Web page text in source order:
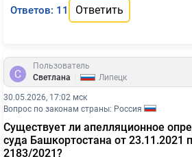
Ответов: 11 Ответить
Пользователь
Светлана
Липецк
30.05.2026, 17:02 мск
Вопрос по законам страны: Россия
Существует ли апелляционное
суда Башкортостана от 23.11.2021
2183/2021?